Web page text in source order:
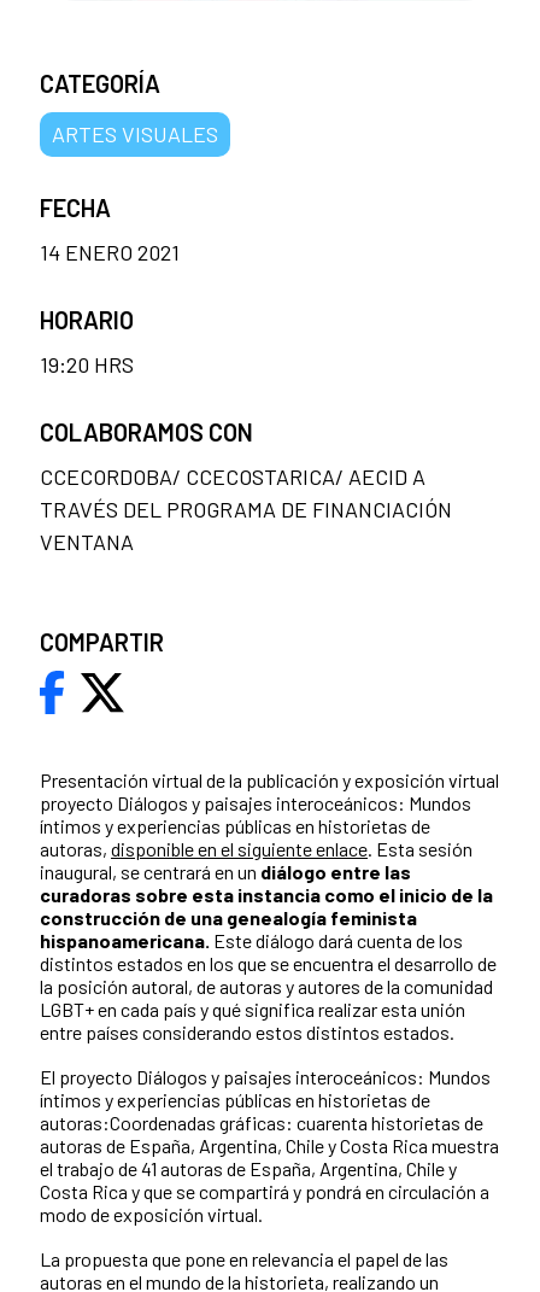
Presentación virtual de la publicación y exposición virtual
proyecto Diálogos y paisajes interoceánicos: Mundos
íntimos y experiencias públicas en historietas de
autoras, disponible en el siguiente enlace. Esta sesión
inaugural, se centrará en un diálogo entre las
curadoras sobre esta instancia como el inicio de la
construcción de una genealogía feminista
hispanoamericana. Este diálogo dará cuenta de los
distintos estados en los que se encuentra el desarrollo de
la posición autoral, de autoras y autores de la comunidad
LGBT+ en cada país y qué significa realizar esta unión
entre países considerando estos distintos estados.
El proyecto Diálogos y paisajes interoceánicos: Mundos
íntimos y experiencias públicas en historietas de
autoras:Coordenadas gráficas: cuarenta historietas de
autoras de España, Argentina, Chile y Costa Rica muestra
el trabajo de 41 autoras de España, Argentina, Chile y
Costa Rica y que se compartirá y pondrá en circulación a
modo de exposición virtual.
La propuesta que pone en relevancia el papel de las
autoras en el mundo de la historieta, realizando un
CATEGORÍA
ARTES VISUALES
FECHA
14 ENERO 2021
HORARIO
19:20 HRS
COLABORAMOS CON
CCECORDOBA/ CCECOSTARICA/ AECID A
TRAVÉS DEL PROGRAMA DE FINANCIACIÓN
VENTANA
COMPARTIR